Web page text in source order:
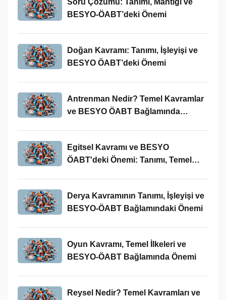
BESYO-ÖABT’deki Önemi
Doğan Kavramı: Tanımı, İşleyişi ve
BESYO ÖABT’deki Önemi
Antrenman Nedir? Temel Kavramlar
ve BESYO ÖABT Bağlamında
Egitsel Kavramı ve BESYO
ÖABT'deki Önemi: Tanımı, Temel
Derya Kavramının Tanımı, İşleyişi ve
BESYO-ÖABT Bağlamındaki Önemi
Oyun Kavramı, Temel İlkeleri ve
BESYO-ÖABT Bağlamında Önemi
Reysel Nedir? Temel Kavramları ve